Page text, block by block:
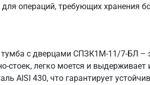
операций, требующих хранения
с дверцами СПЗК1М-11/7-БЛ –
легко моется и
AISI 430, что гарантирует